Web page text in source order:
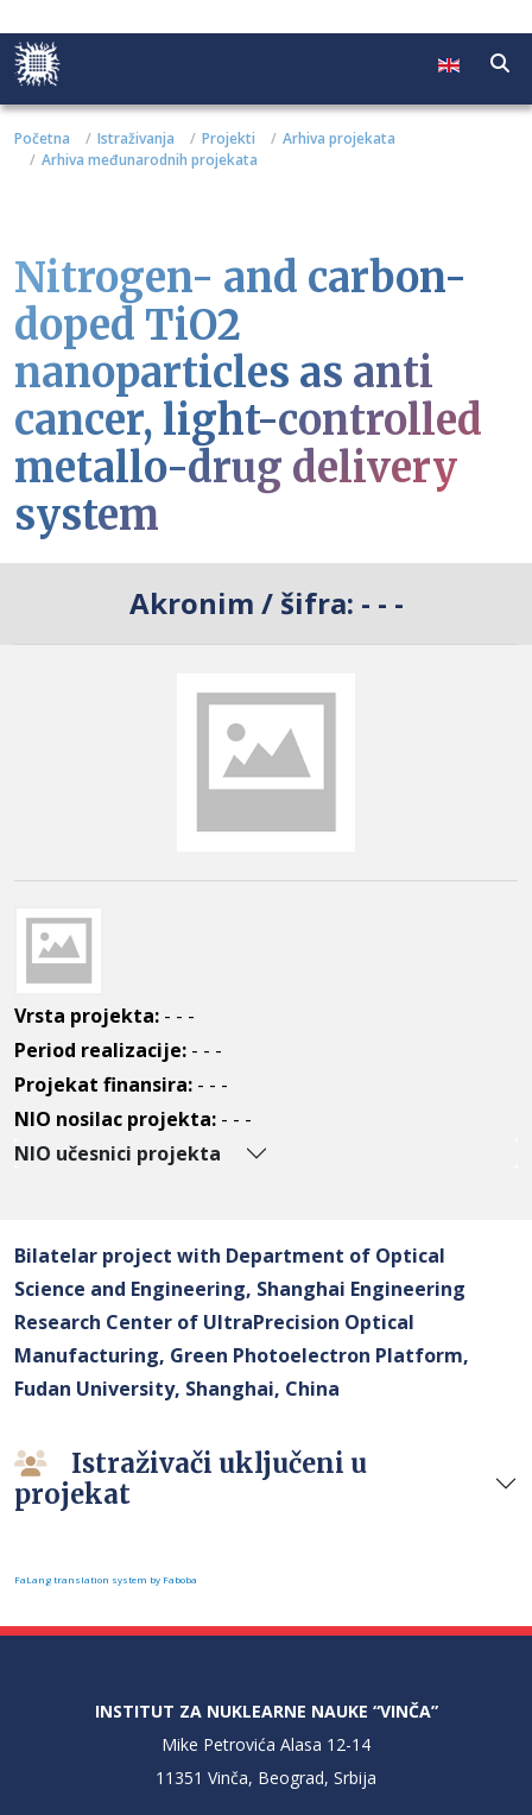
Početna Istraživanja Projekti
Arhiva projekata
Arhiva međunarodnih projekata
Nitrogen- and carbon-
doped TiO2
nanoparticles as anti
cancer, light-controlled
metallo-drug delivery
system
Akronim / šifra: - - -
Vrsta projekta: - - -
Period realizacije: - - -
Projekat finansira: - - -
NIO nosilac projekta: - - -
NIO učesnici projekta
Bilatelar project with Department of Optical
Science and Engineering, Shanghai Engineering
Research Center of UltraPrecision Optical
Manufacturing, Green Photoelectron Platform,
Fudan University, Shanghai, China
Istraživači uključeni u
projekat
FaLang translation system by Faboba
INSTITUT ZA NUKLEARNE NAUKE “VINČA”
Mike Petrovića Alasa 12-14
11351 Vinča, Beograd, Srbija